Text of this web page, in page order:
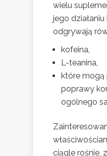
wielu
jego
odgrywają
kofeina,
L-teanina,
które mogą
poprawy
ogólnego
ciągle rośnie,